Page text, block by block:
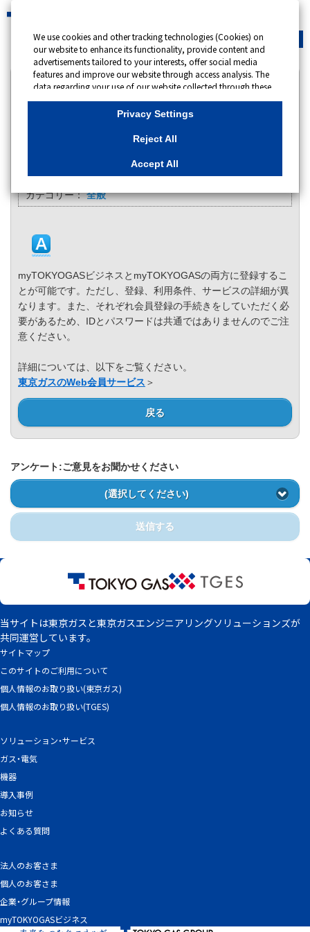
緊急時 会員サイト
カテゴリー表示
No : 10188 更新日時 : 2025/06/16 09:00
myTOKYOGASビジネスと、個人のお客さま向け
カテゴリー： 全般
myTOKYOGASビジネスとmyTOKYOGASの両方に登録するこ
とが可能です。ただし、登録、利用条件、サービスの詳細が異
なります。また、それぞれ会員登録の手続きをしていただく必
要があるため、IDとパスワードは共通ではありませんのでご注
意ください。
詳細については、以下をご覧ください。
東京ガスのWeb会員サービス ＞
戻る
アンケート:ご意見をお聞かせください
(選択してください)
送信する
サイトマップ
このサイトのご利用について
個人情報のお取り扱い(東京ガス)
個人情報のお取り扱い(TGES)
ソリューション・サービス
ガス・電気
機器
導入事例
お知らせ
よくある質問
法人のお客さま
個人のお客さま
企業・グループ情報
myTOKYOGASビジネス
当サイトは東京ガスと東京ガスエンジニアリングソリューションズが
共同運営しています。
We use cookies and other tracking technologies (Cookies) on
our website to enhance its functionality, provide content and
advertisements tailored to your interests, offer social media
features and improve our website through access analysis. The
data regarding your use of our website collected through these
Cookies may be shared with our partners that provide
advertising, social media and/or analytics services. These
that you have provided to them or that they have collected
optimise advertisements delivered to you by businesses other
than us on the internet. If you wish to reject the use of all
"Reject All". If you agree to the use of all Cookies, please click
rejection settings at any time by clicking the
button on this banner or through your browser's "Settings".
information including Cookies on our website, please refer to
Cookies Details
Privacy Policy
Privacy Settings
Reject All
Accept All